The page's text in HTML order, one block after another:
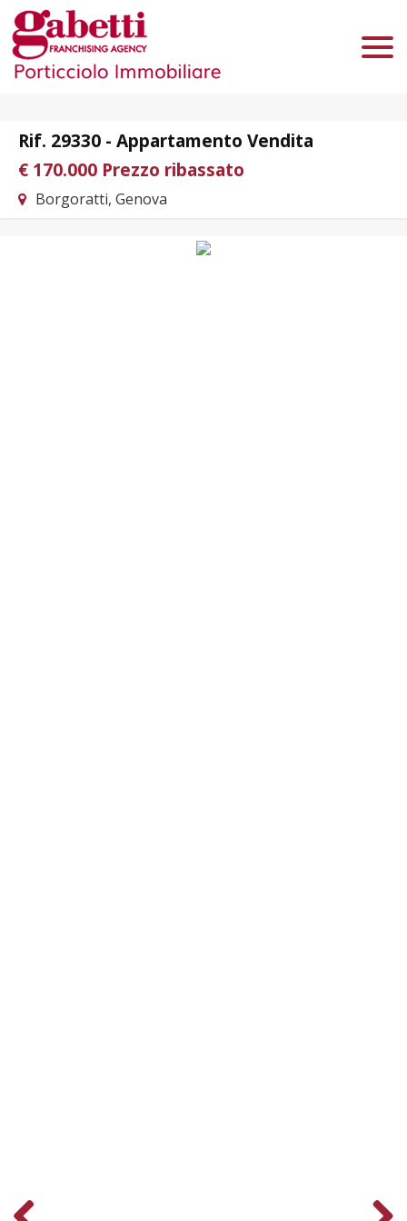
Chi Siamo
Immobili In Vendita
Servizi
Lascia Una Richiesta
Contatti
Rif. 29330 - Appartamento Vendita
€ 170.000 Prezzo ribassato
Borgoratti, Genova